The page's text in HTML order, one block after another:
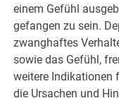
einem Gefühl
gefangen zu sein.
zwanghaftes
sowie das Gefühl,
weitere Indikationen
die Ursachen und